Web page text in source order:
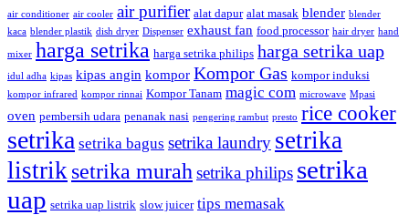
air conditioner air cooler air purifier alat dapur alat masak blender blender
kaca blender plastik dish dryer Dispenser exhaust fan food processor hair dryer hand
mixer harga setrika harga setrika philips harga setrika uap
idul adha kipas kipas angin kompor Kompor Gas kompor induksi
kompor infrared kompor rinnai Kompor Tanam magic com microwave Mpasi
oven pembersih udara penanak nasi pengering rambut presto rice cooker
setrika setrika bagus setrika laundry setrika
listrik setrika murah setrika philips setrika
uap setrika uap listrik slow juicer tips memasak